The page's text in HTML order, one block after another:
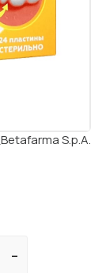
Betafarma S.p.A.